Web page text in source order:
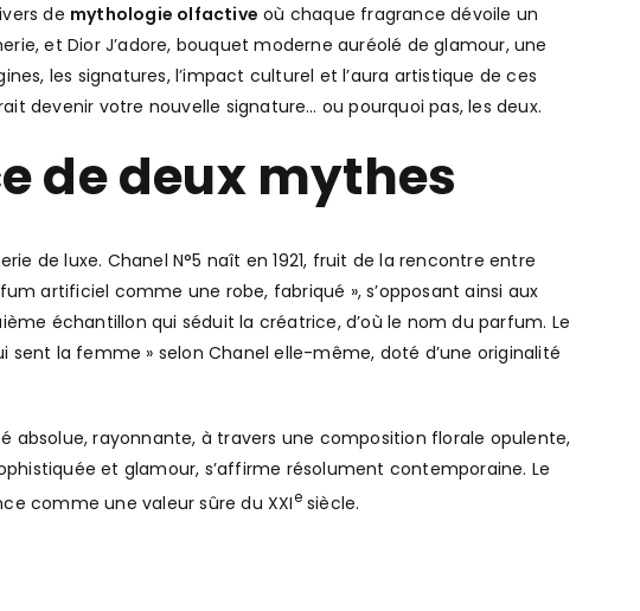
de mythologie olfactive où chaque fragrance dévoile un
et Dior J’adore, bouquet moderne auréolé de glamour, une
les signatures, l’impact culturel et l’aura artistique de ces
devenir votre nouvelle signature… ou pourquoi pas, les deux.
de deux mythes
de luxe. Chanel N°5 naît en 1921, fruit de la rencontre entre
artificiel comme une robe, fabriqué », s’opposant ainsi aux
échantillon qui séduit la créatrice, d’où le nom du parfum. Le
la femme » selon Chanel elle-même, doté d’une originalité
absolue, rayonnante, à travers une composition florale opulente,
et glamour, s’affirme résolument contemporaine. Le
comme une valeur sûre du XXIesiècle.